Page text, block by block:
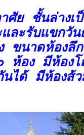
ศัย ชั้นล่างเ
และรับแขกวั
ขนาดห้องลึ
อง มีห้องโ
นได้ มีห้องส้